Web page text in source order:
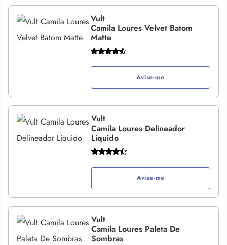
Vult
Camila Loures Velvet Batom
Matte
Avise-me
Vult
Camila Loures Delineador
Líquido
Avise-me
Vult
Camila Loures Paleta De
Sombras